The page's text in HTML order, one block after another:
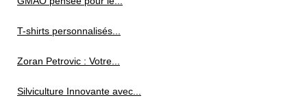
T-shirts personnalisés...
Zoran Petrovic : Votre...
Silviculture Innovante avec...